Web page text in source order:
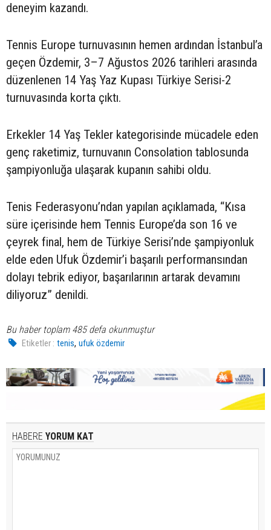
deneyim kazandı.
Tennis Europe turnuvasının hemen ardından İstanbul’a
geçen Özdemir, 3–7 Ağustos 2026 tarihleri arasında
düzenlenen 14 Yaş Yaz Kupası Türkiye Serisi-2
turnuvasında korta çıktı.
Erkekler 14 Yaş Tekler kategorisinde mücadele eden
genç raketimiz, turnuvanın Consolation tablosunda
şampiyonluğa ulaşarak kupanın sahibi oldu.
Tenis Federasyonu’ndan yapılan açıklamada, “Kısa
süre içerisinde hem Tennis Europe’da son 16 ve
çeyrek final, hem de Türkiye Serisi’nde şampiyonluk
elde eden Ufuk Özdemir’i başarılı performansından
dolayı tebrik ediyor, başarılarının artarak devamını
diliyoruz” denildi.
Bu haber toplam 485 defa okunmuştur
Etiketler : tenis,ufuk özdemir
HABERE YORUM KAT